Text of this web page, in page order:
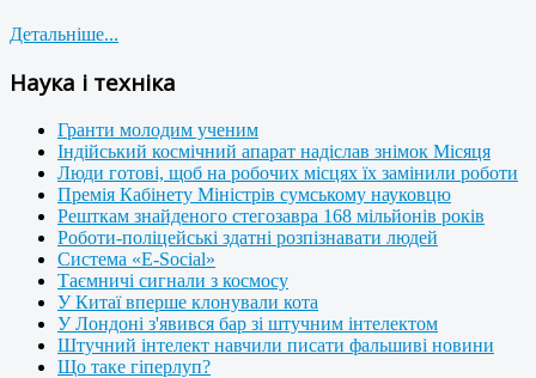
Детальніше...
Наука і техніка
Гранти молодим ученим
Індійський космічний апарат надіслав знімок Місяця
Люди готові, щоб на робочих місцях їх замінили роботи
Премія Кабінету Міністрів сумському науковцю
Решткам знайденого стегозавра 168 мільйонів років
Роботи-поліцейські здатні розпізнавати людей
Система «E-Social»
Таємничі сигнали з космосу
У Китаї вперше клонували кота
У Лондоні з'явився бар зі штучним інтелектом
Штучний інтелект навчили писати фальшиві новини
Що таке гіперлуп?